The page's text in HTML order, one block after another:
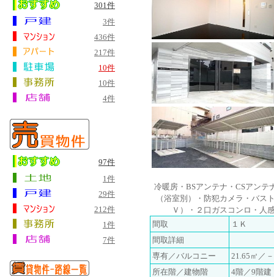
301件
3件
436件
217件
10件
10件
4件
97件
1件
29件
212件
1件
7件
冷暖房・BSアンテナ・CSアン
（浴室別）・防犯カメラ・バ
Ｖ）・２口ガスコンロ・人
間取
１Ｋ
間取詳細
専有／バルコニー
21.65㎡／－
所在階／建物階
4階／9階建